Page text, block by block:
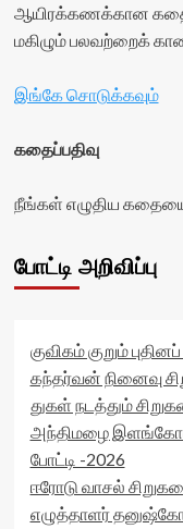
ஆயிரக்கணக்கான
மகிழும் பலவற்றைக்
இங்கே சொடுக்கவும்
கதைப்பதிவு
நீங்கள் எழுதிய கதையை
போட்டி அறிவிப்பு
குவிகம் குறும்
கந்தர்வன் நினைவு
துகள் நடத்தும்
அந்திமழை
போட்டி -2026
ஈரோடு வாசல்
எழுத்தாளர்